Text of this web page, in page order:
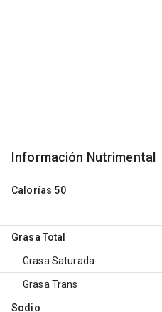
Información Nutrimental
Calorías 50
Grasa Total
Grasa Saturada
Grasa Trans
Sodio